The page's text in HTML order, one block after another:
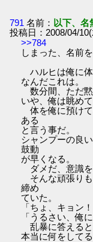
791 名前： 以下、名
投稿日：2008/04/
>>784
しまった、名前
ハルヒは俺に体
なんだこれは。
数分間、ただ黙
いや、俺は眺め
体を俺に預け
ある
と言う事だ。
シャンプーの良
鼓動
が早くなる。
ダメだ、意識
そんな頑張りも
締め
ていた。
「ちょ、キョ
「うるさい、俺
乱暴に答えると
本当に何をしてる